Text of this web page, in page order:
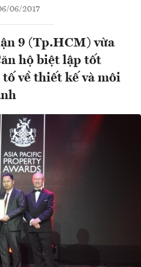
06/2017
9 (Tp.HCM) vừa
hộ biệt lập tốt
về thiết kế và môi